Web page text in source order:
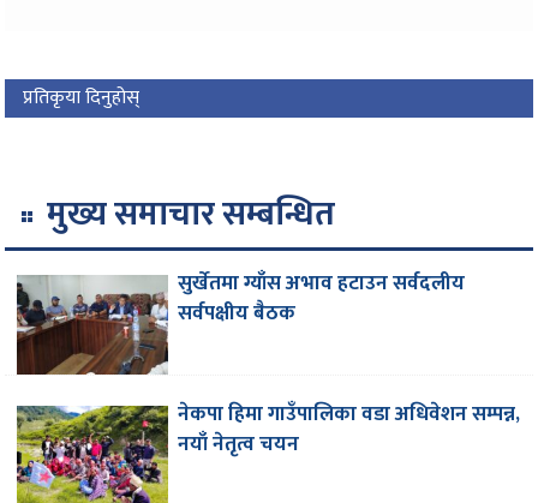
प्रतिकृया दिनुहोस्
मुख्य समाचार सम्बन्धित
सुर्खेतमा ग्याँस अभाव हटाउन सर्वदलीय
सर्वपक्षीय बैठक
नेकपा हिमा गाउँपालिका वडा अधिवेशन सम्पन्न,
नयाँ नेतृत्व चयन